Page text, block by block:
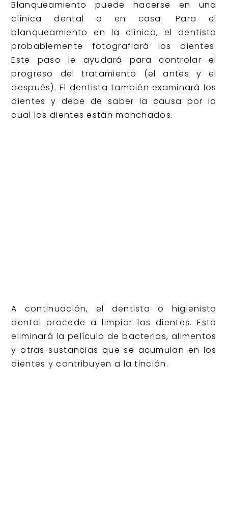
Blanqueamiento puede hacerse en una
clínica dental o en casa. Para el
blanqueamiento en la clínica, el dentista
probablemente fotografiará los dientes.
Este paso le ayudará para controlar el
progreso del tratamiento (el antes y el
después). El dentista también examinará los
dientes y debe de saber la causa por la
cual los dientes están manchados.
A continuación, el dentista o higienista
dental procede a limpiar los dientes. Esto
eliminará la película de bacterias, alimentos
y otras sustancias que se acumulan en los
dientes y contribuyen a la tinción.